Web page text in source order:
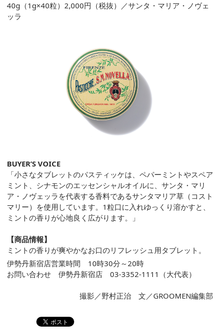
40g（1g×40粒）2,000円（税抜）／サンタ・マリア・ノヴェ
ッラ
BUYER’S VOICE
「小さなタブレットのパスティッケは、ペパーミントやスペア
ミント、シナモンのエッセンシャルオイルに、サンタ・マリ
ア・ノヴェッラを代表する香料であるサンタマリア草（コスト
マリー）を使用しています。1粒口に入れゆっくり溶かすと、
ミントの香りが心地良く広がります。」
【商品情報】
ミントの香りが爽やかなお口のリフレッシュ用タブレット。
伊勢丹新宿店営業時間 10時30分～20時
お問い合わせ 伊勢丹新宿店 03-3352-1111（大代表）
撮影／野村正治 文／GROOMEN編集部